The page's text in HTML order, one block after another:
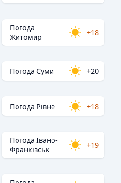
Погода
Житомир
+18
Погода Суми +20
Погода Рівне +18
Погода Івано-
Франківськ
+19